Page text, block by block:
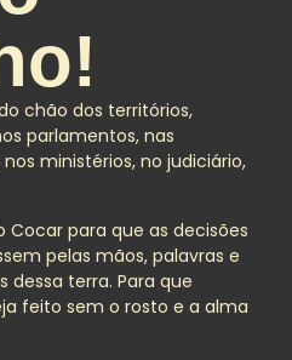
chão dos territórios,
parlamentos, nas
ministérios, no judiciário,
para que as decisões
pelas mãos, palavras e
dessa terra. Para que
feito sem o rosto e a alma